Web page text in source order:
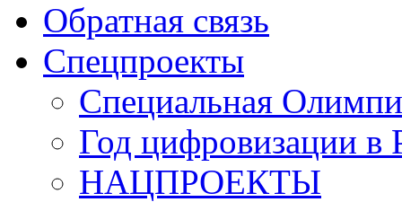
Обратная связь
Спецпроекты
Специальная
Год цифровизации в
НАЦПРОЕКТЫ